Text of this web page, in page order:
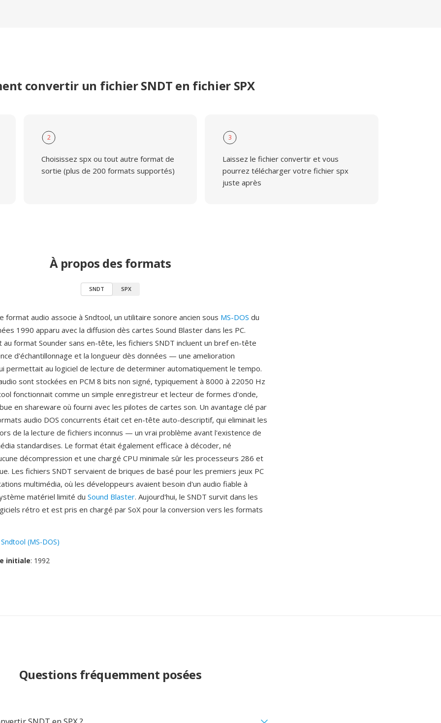
convertir un fichier SNDT en fichier SPX
2
Choisissez spx ou tout autre format de
sortie (plus de 200 formats supportés)
3
Laissez le fichier convertir et vous
pourrez télécharger votre fichier spx
juste après
À propos des formats
SNDT SPX
format audio associe à Sndtool, un utilitaire sonore ancien sous MS-DOS du
1990 apparu avec la diffusion dès cartes Sound Blaster dans les PC.
au format Sounder sans en-tête, les fichiers SNDT incluent un bref en-tête
d'échantillonnage et la longueur dès données — une amelioration
permettait au logiciel de lecture de determiner automatiquement le tempo.
sont stockées en PCM 8 bits non signé, typiquement à 8000 à 22050 Hz
fonctionnait comme un simple enregistreur et lecteur de formes d'onde,
en shareware où fourni avec les pilotes de cartes son. Un avantage clé par
audio DOS concurrents était cet en-tête auto-descriptif, qui eliminait les
de la lecture de fichiers inconnus — un vrai problème avant l'existence de
standardises. Le format était également efficace à décoder, né
décompression et une chargé CPU minimale sûr les processeurs 286 et
Les fichiers SNDT servaient de briques de basé pour les premiers jeux PC
multimédia, où les développeurs avaient besoin d'un audio fiable à
matériel limité du Sound Blaster. Aujourd'hui, le SNDT survit dans les
rétro et est pris en chargé par SoX pour la conversion vers les formats
Sndtool (MS-DOS)
initiale: 1992
Questions fréquemment posées